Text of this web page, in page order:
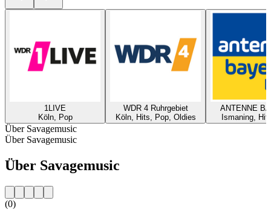
1LIVE
Köln, Pop
WDR 4 Ruhrgebiet
Köln, Hits, Pop, Oldies
ANTENNE
Ismaning,
Über Savagemusic
Über Savagemusic
Über Savagemusic
(0)